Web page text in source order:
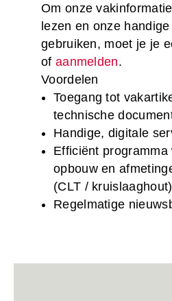
Om onze
lezen en onze
gebruiken, moet je je
of aanmelden.
Voordelen
Toegang tot
technische
Handige, digitale
Efficiënt
opbouw en
(CLT /
Regelmatige